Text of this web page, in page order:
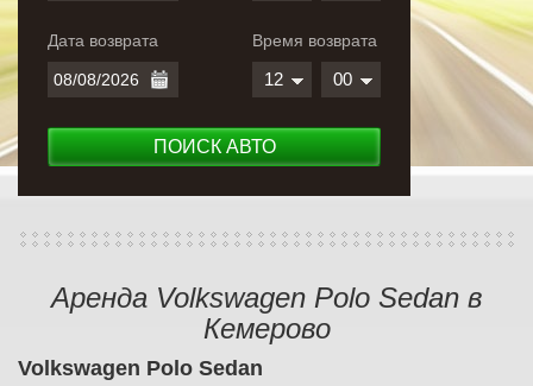
Дата возврата Время возврата
12 00
ПОИСК АВТО
Аренда Volkswagen Polo Sedan в
Кемерово
Volkswagen Polo Sedan